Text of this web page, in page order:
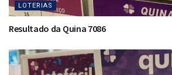
LOTERIAS
Resultado da Quina 7086